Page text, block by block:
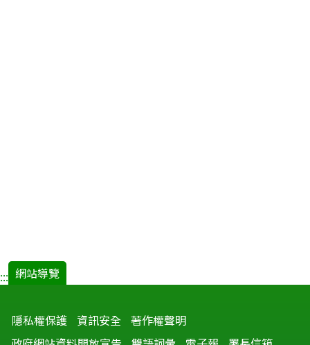
::: 網站導覽
隱私權保護 資訊安全 著作權聲明